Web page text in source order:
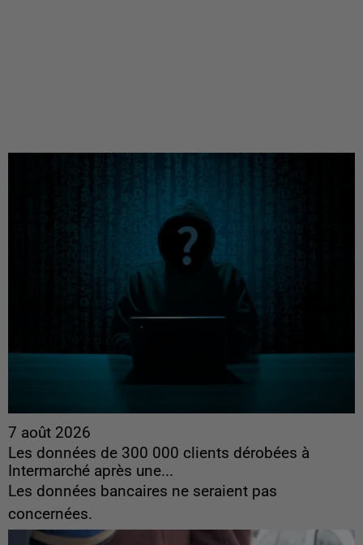
7 août 2026
Les données de 300 000 clients dérobées à
Intermarché après une...
Les données bancaires ne seraient pas
concernées.